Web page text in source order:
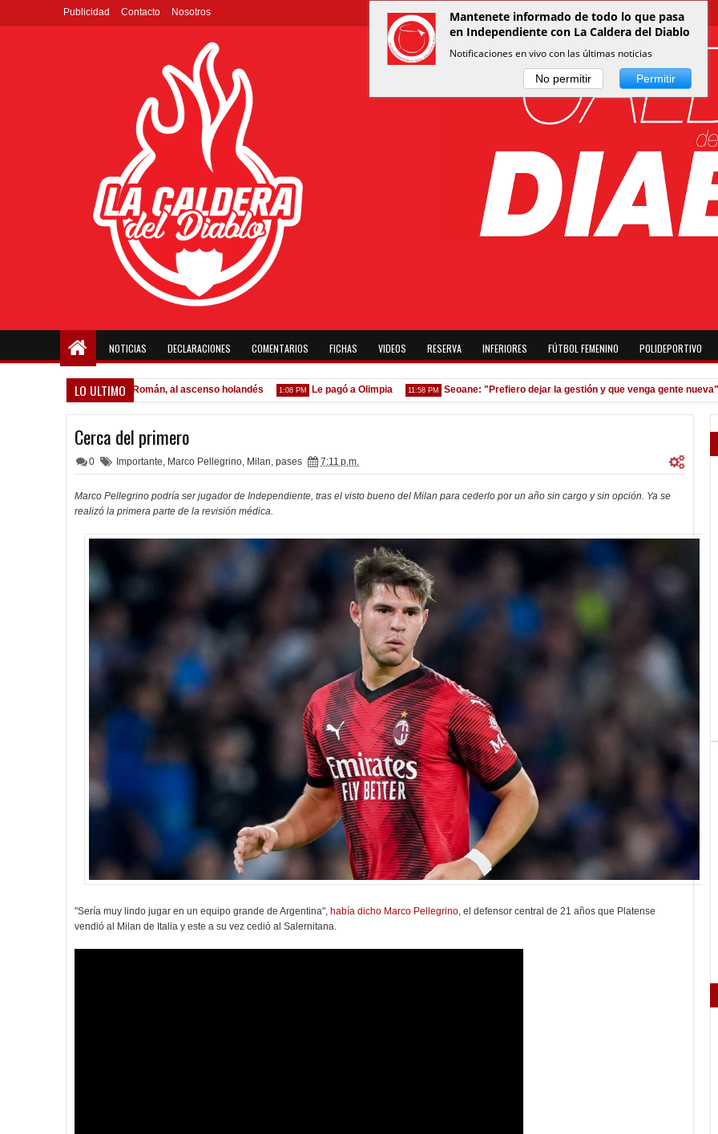
Publicidad Contacto Nosotros
NOTICIAS DECLARACIONES COMENTARIOS FICHAS VIDEOS RESERVA INFERIORES FÚTBOL FEMENINO POLIDEPORTIVO
LO ULTIMO
Pocho Román, al ascenso holandés 1:08 PM Le pagó a Olimpia 11:58 PM Seoane: "Prefiero dejar la gestión y que venga gente nueva"
Cerca del primero
0 Importante, Marco Pellegrino, Milan, pases 7:11 p.m.
Marco Pellegrino podría ser jugador de Independiente, tras el visto bueno del Milan para cederlo por un año sin cargo y sin opción. Ya se
realizó la primera parte de la revisión médica.
"Sería muy lindo jugar en un equipo grande de Argentina", había dicho Marco Pellegrino, el defensor central de 21 años que Platense
vendió al Milan de Italia y este a su vez cedió al Salernitana.
Mantenete informado de todo lo que pasa
en Independiente con La Caldera del Diablo
Notificaciones en vivo con las últimas noticias
No permitir Permitir